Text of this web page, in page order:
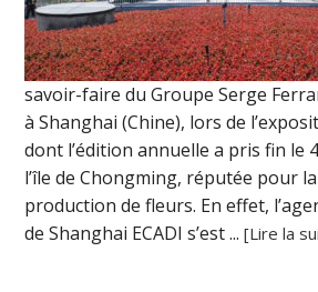
savoir-faire du Groupe Serge
à Shanghai (Chine), lors de
dont l’édition annuelle a pris fin le
l’île de Chongming, réputée pour
production de fleurs. En effet,
de Shanghai ECADI s’est ...[Lire la